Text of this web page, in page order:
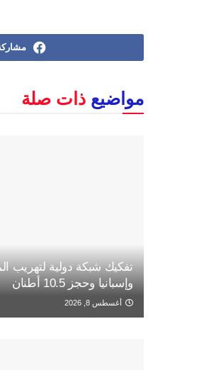
مواضيع ذات صلة
تفكيك شبكة دولية لتهريب
وإسبانيا وحجز 10.5 أطنان
أغسطس 8, 2026